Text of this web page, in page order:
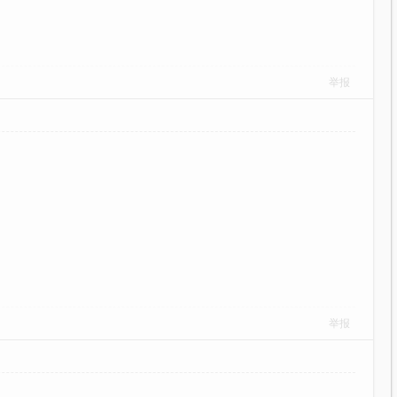
举报
举报